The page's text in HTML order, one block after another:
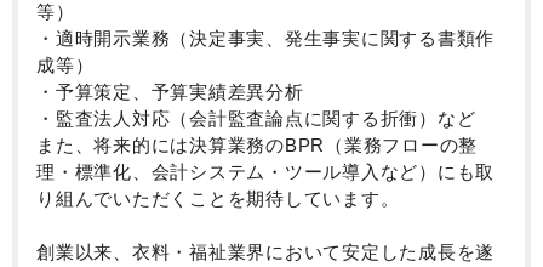
等）
・適時開示業務（決定事実、発生事実に関する書類作
成等）
・予算策定、予算実績差異分析
・監査法人対応（会計監査論点に関する折衝）など
また、将来的には決算業務のBPR（業務フローの整
理・標準化、会計システム・ツール導入など）にも取
り組んでいただくことを期待しています。
創業以来、衣料・福祉業界において安定した成長を遂